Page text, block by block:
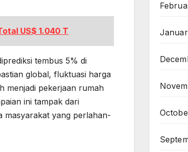
US$ 1.040 T
tembus 5% di
global, fluktuasi harga
menjadi pekerjaan rumah
ini tampak dari
masyarakat yang perlahan-